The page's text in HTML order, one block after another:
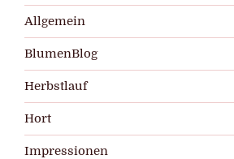
Allgemein
BlumenBlog
Herbstlauf
Hort
Impressionen